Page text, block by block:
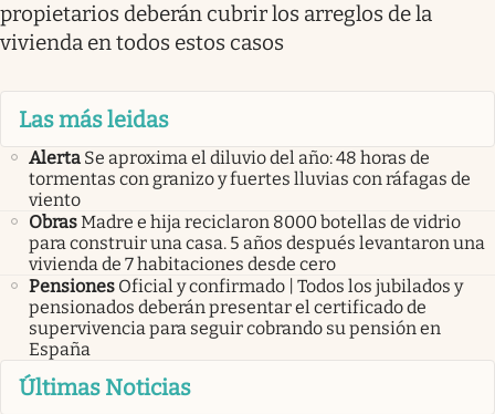
propietarios deberán cubrir los arreglos de la
vivienda en todos estos casos
Las más leidas
Alerta Se aproxima el diluvio del año: 48 horas de
tormentas con granizo y fuertes lluvias con ráfagas de
viento
ObrasMadre e hija reciclaron 8000 botellas de vidrio
para construir una casa. 5 años después levantaron una
vivienda de 7 habitaciones desde cero
Pensiones Oficial y confirmado | Todos los jubilados y
pensionados deberán presentar el certificado de
supervivencia para seguir cobrando su pensión en
España
Últimas Noticias